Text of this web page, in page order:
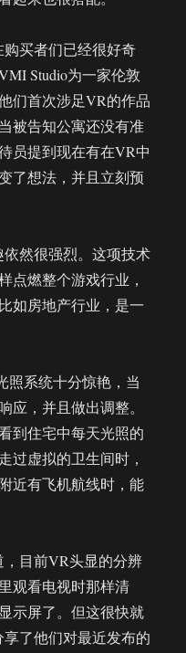
买者们已经很好奇
Studio为一家伦敦
们首次涉足VR的作品
被告知公寓还没有准
员提到现在有在VR中
了想法，并且立刻预
然很强烈。这项技术
点燃整个游戏行业，
如房地产行业，是一
照系统十分惊艳，当
应，并且做出调整。
到住宅中每天光照的
过虚拟的卫生间时，
近有飞机航线时，能
目前VR头显的分辨
观看电视时那样清
示屏了。但这很快就
了他们对最近发布的